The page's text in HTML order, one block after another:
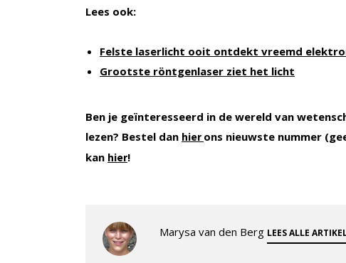
Lees ook:
Felste laserlicht ooit ontdekt vreemd
Grootste röntgenlaser ziet het licht
Ben je geïnteresseerd in de wereld van
lezen? Bestel dan hier ons nieuwste nummer
kan hier!
Marysa van den Berg LEES ALLE